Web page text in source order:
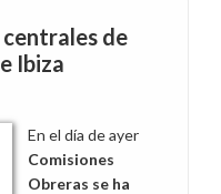
de
Ibiza
En el día de ayer
Comisiones
Obreras se ha